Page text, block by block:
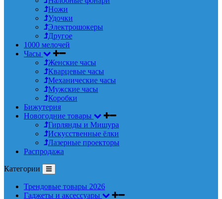
Ножи
Удочки
Электрошокеры
Другое
1000 мелочей
Часы
Женские часы
Кварцевые часы
Механические часы
Мужские часы
Коробки
Бижутерия
Новогодние товары
Гирлянды и Мишура
Искусственные ёлки
Лазерные проекторы
Распродажа
Категории
Трендовые товары 2026
Гаджеты и аксессуары